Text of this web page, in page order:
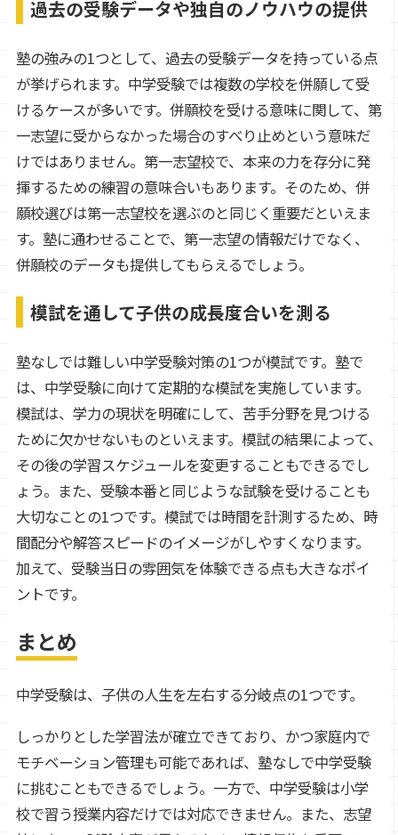
過去の受験データや独自のノウハウの提供
塾の強みの1つとして、過去の受験データを持っている点
が挙げられます。中学受験では複数の学校を併願して受
けるケースが多いです。併願校を受ける意味に関して、第
一志望に受からなかった場合のすべり止めという意味だ
けではありません。第一志望校で、本来の力を存分に発
揮するための練習の意味合いもあります。そのため、併
願校選びは第一志望校を選ぶのと同じく重要だといえま
す。塾に通わせることで、第一志望の情報だけでなく、
併願校のデータも提供してもらえるでしょう。
模試を通して子供の成長度合いを測る
塾なしでは難しい中学受験対策の1つが模試です。塾で
は、中学受験に向けて定期的な模試を実施しています。
模試は、学力の現状を明確にして、苦手分野を見つける
ために欠かせないものといえます。模試の結果によって、
その後の学習スケジュールを変更することもできるでし
ょう。また、受験本番と同じような試験を受けることも
大切なことの1つです。模試では時間を計測するため、時
間配分や解答スピードのイメージがしやすくなります。
加えて、受験当日の雰囲気を体験できる点も大きなポイ
ントです。
まとめ
中学受験は、子供の人生を左右する分岐点の1つです。
しっかりとした学習法が確立できており、かつ家庭内で
モチベーション管理も可能であれば、塾なしで中学受験
に挑むこともできるでしょう。一方で、中学受験は小学
校で習う授業内容だけでは対応できません。また、志望